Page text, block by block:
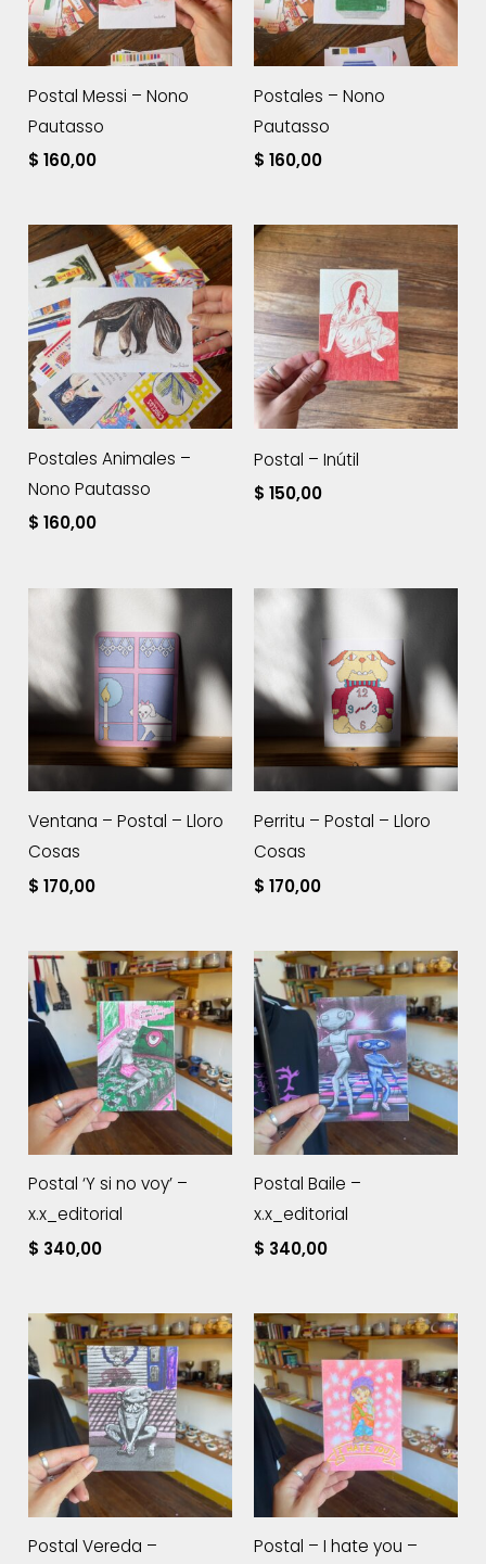
Postal Messi – Nono
Pautasso
$ 160,00
Postales – Nono
Pautasso
$ 160,00
Postales Animales –
Nono Pautasso
$ 160,00
Postal – Inútil
$ 150,00
Ventana – Postal – Lloro
Cosas
$ 170,00
Perritu – Postal – Lloro
Cosas
$ 170,00
Postal ‘Y si no voy’ –
x.x_editorial
$ 340,00
Postal Baile –
x.x_editorial
$ 340,00
Postal Vereda –
Postal – I hate you –